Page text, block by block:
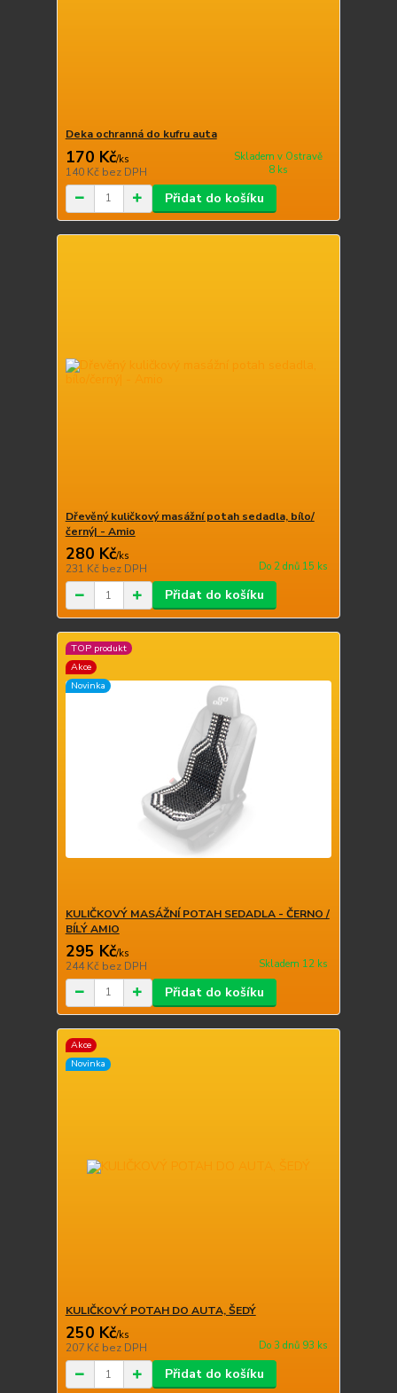
Deka ochranná do kufru auta
170 Kč/ks
140 Kč bez DPH
Skladem v Ostravě
8 ks
Přidat do košíku
Dřevěný kuličkový masážní potah sedadla, bílo/
černý| - Amio
280 Kč/ks
231 Kč bez DPH Do 2 dnů 15 ks
Přidat do košíku
TOP produkt
Akce
Novinka
KULIČKOVÝ MASÁŽNÍ POTAH SEDADLA - ČERNO /
BÍLÝ AMIO
295 Kč/ks
244 Kč bez DPH Skladem 12 ks
Přidat do košíku
Akce
Novinka
KULIČKOVÝ POTAH DO AUTA, ŠEDÝ
250 Kč/ks
207 Kč bez DPH Do 3 dnů 93 ks
Přidat do košíku